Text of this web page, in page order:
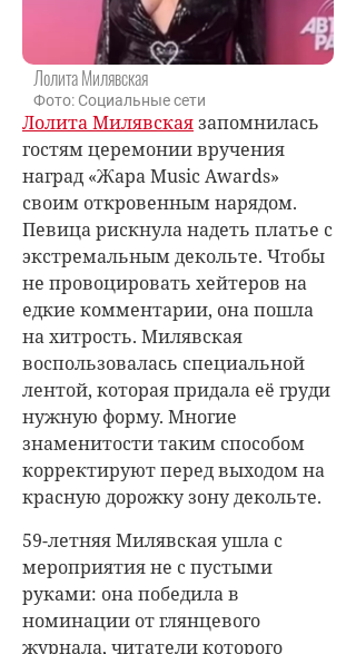
Лолита Милявская
Фото: Социальные сети
Лолита Милявскаязапомнилась
гостям церемонии вручения
наград «Жара Music Awards»
своим откровенным нарядом.
Певица рискнула надеть платье с
экстремальным декольте. Чтобы
не провоцировать хейтеров на
едкие комментарии, она пошла
на хитрость. Милявская
воспользовалась специальной
лентой, которая придала её груди
нужную форму. Многие
знаменитости таким способом
корректируют перед выходом на
красную дорожку зону декольте.
59-летняя Милявская ушла с
мероприятия не с пустыми
руками: она победила в
номинации от глянцевого
журнала, читатели которого